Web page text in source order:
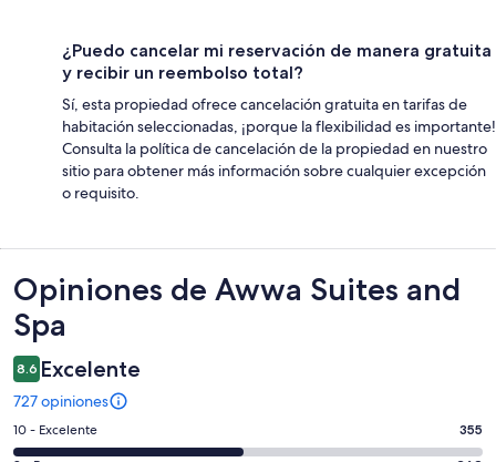
¿Puedo cancelar mi reservación de manera gratuita
y recibir un reembolso total?
Sí, esta propiedad ofrece cancelación gratuita en tarifas de
habitación seleccionadas, ¡porque la flexibilidad es importante!
Consulta la política de cancelación de la propiedad en nuestro
sitio para obtener más información sobre cualquier excepción
o requisito.
Opiniones
Opiniones de Awwa Suites and
Spa
8.6 Excelente
727 opiniones
Puntuación
de
10 - Excelente 355